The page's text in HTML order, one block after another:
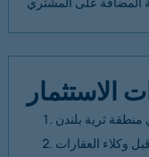
الاستثمار
وكلاء العقارات